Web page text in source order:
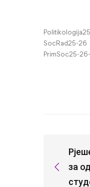
SocRad25-26
PrimSoc25-
за